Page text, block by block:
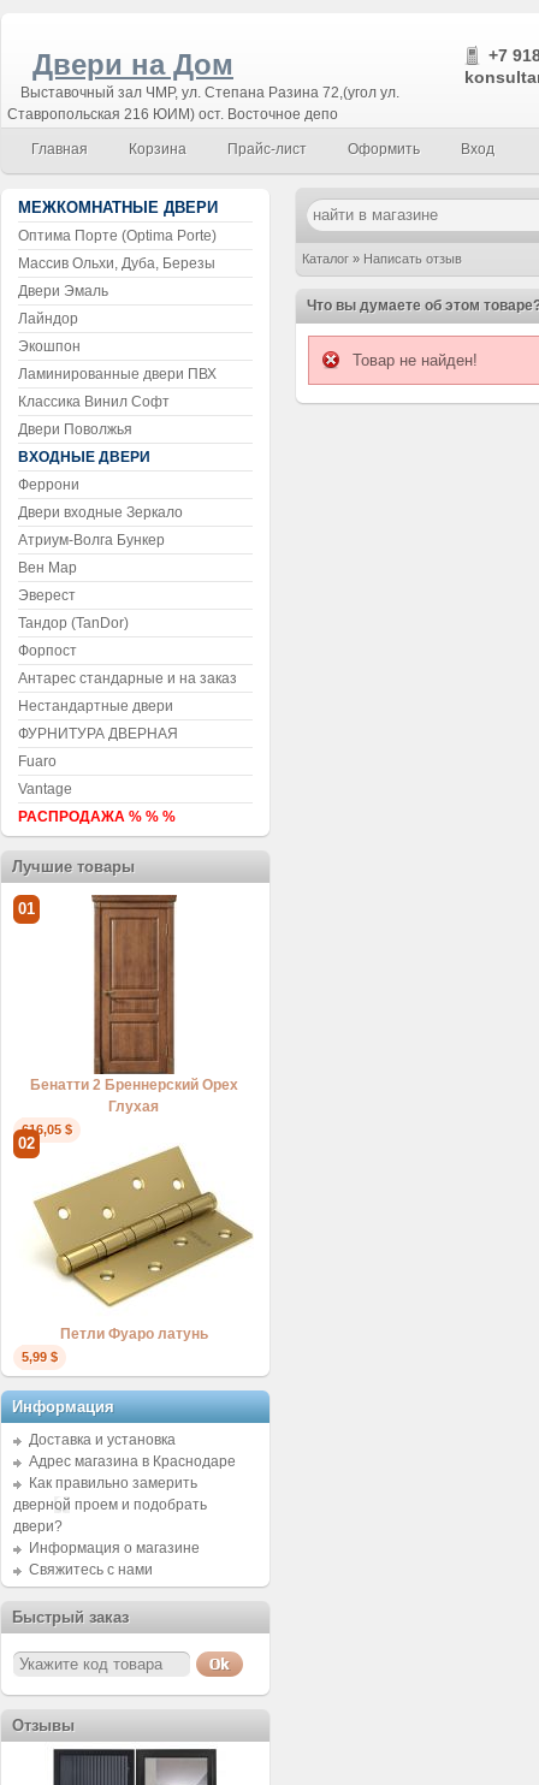
Двери на Дом
Выставочный зал ЧМР, ул. Степана Разина 72,(угол ул.
Ставропольская 216 ЮИМ) ост. Восточное депо
+7
Главная Корзина Прайс-лист Оформить Вход
Каталог » Написать отзыв
Что вы думаете об этом
Товар не найден!
МЕЖКОМНАТНЫЕ ДВЕРИ
Оптима Порте (Optima Porte)
Массив Ольхи, Дуба, Березы
Двери Эмаль
Лайндор
Экошпон
Ламинированные двери ПВХ
Классика Винил Софт
Двери Поволжья
ВХОДНЫЕ ДВЕРИ
Феррони
Двери входные Зеркало
Атриум-Волга Бункер
Вен Мар
Эверест
Тандор (TanDor)
Форпост
Антарес стандарные и на заказ
Нестандартные двери
ФУРНИТУРА ДВЕРНАЯ
Fuaro
Vantage
РАСПРОДАЖА % % %
Лучшие товары
01
Бенатти 2 Бреннерский Орех
Глухая
616,05 $
02
Петли Фуаро латунь
5,99 $
Информация
Доставка и установка
Адрес магазина в Краснодаре
Как правильно замерить
дверной проем и подобрать
двери?
Информация о магазине
Свяжитесь с нами
Быстрый заказ
Отзывы